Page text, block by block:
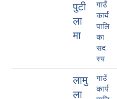
पुटी
ला
मा
गाउँ
कार्य
पालि
का
सद
स्य
लामु
ला
गाउँ
कार्य